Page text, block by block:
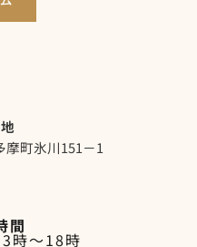
町氷川151－1
間
時～18時